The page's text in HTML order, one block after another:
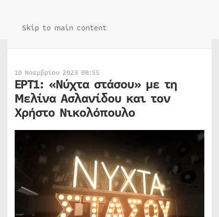
Skip to main content
10 Νοεμβρίου 2023 08:55
ΕΡΤ1: «Νύχτα στάσου» με τη
Μελίνα Ασλανίδου και τον
Χρήστο Νικολόπουλο